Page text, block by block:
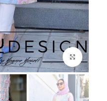
بزرگنمایی تصویر